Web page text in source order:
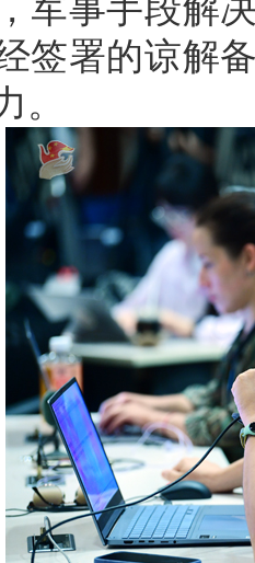
军事手段解
签署的谅解
。